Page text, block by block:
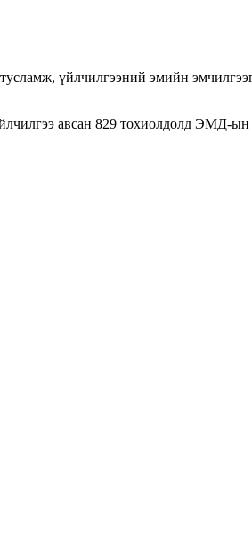
үйлчилгээний эмийн
авсан 829 тохиолдолд ЭМД-ын